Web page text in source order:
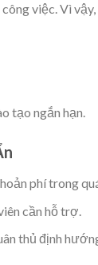
việc. Vì
tạo ngắn hạn.
phí trong
cần hỗ trợ.
thủ định